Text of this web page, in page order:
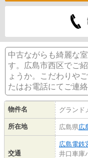
中古ながらも綺麗な
す。広島市西区でご
ょうか。こだわりや
たはお電話にてご連
物件名 グランド
所在地 広島県広
交通
広島電鉄
井口車庫